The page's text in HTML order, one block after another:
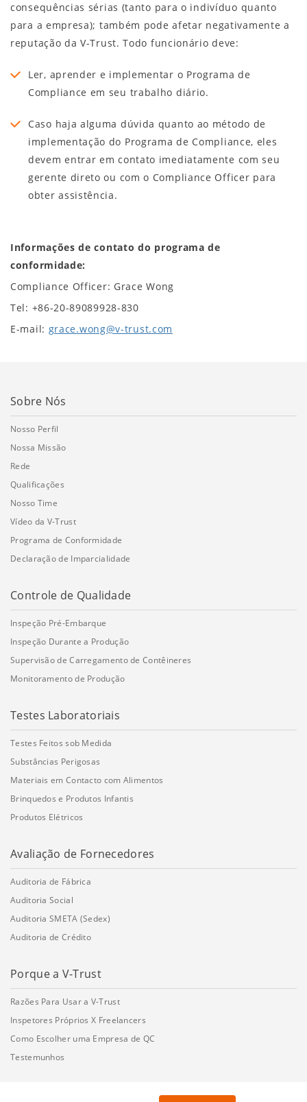
consequências sérias (tanto para o indivíduo quanto
para a empresa); também pode afetar negativamente a
reputação da V-Trust. Todo funcionário deve:
Ler, aprender e implementar o Programa de
Compliance em seu trabalho diário.
Caso haja alguma dúvida quanto ao método de
implementação do Programa de Compliance, eles
devem entrar em contato imediatamente com seu
gerente direto ou com o Compliance Officer para
obter assistência.
Informações de contato do programa de
conformidade:
Compliance Officer: Grace Wong
Tel: +86-20-89089928-830
E-mail: grace.wong@v-trust.com
Sobre Nós
Nosso Perfil
Nossa Missão
Rede
Qualificações
Nosso Time
Vídeo da V-Trust
Programa de Conformidade
Declaração de Imparcialidade
Controle de Qualidade
Inspeção Pré-Embarque
Inspeção Durante a Produção
Supervisão de Carregamento de Contêineres
Monitoramento de Produção
Testes Laboratoriais
Testes Feitos sob Medida
Substâncias Perigosas
Materiais em Contacto com Alimentos
Brinquedos e Produtos Infantis
Produtos Elétricos
Avaliação de Fornecedores
Auditoria de Fábrica
Auditoria Social
Auditoria SMETA (Sedex)
Auditoria de Crédito
Porque a V-Trust
Razões Para Usar a V-Trust
Inspetores Próprios X Freelancers
Como Escolher uma Empresa de QC
Testemunhos